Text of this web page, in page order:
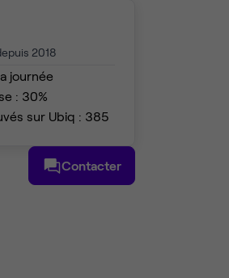
2018
journée
: 30%
sur Ubiq : 385
Contacter